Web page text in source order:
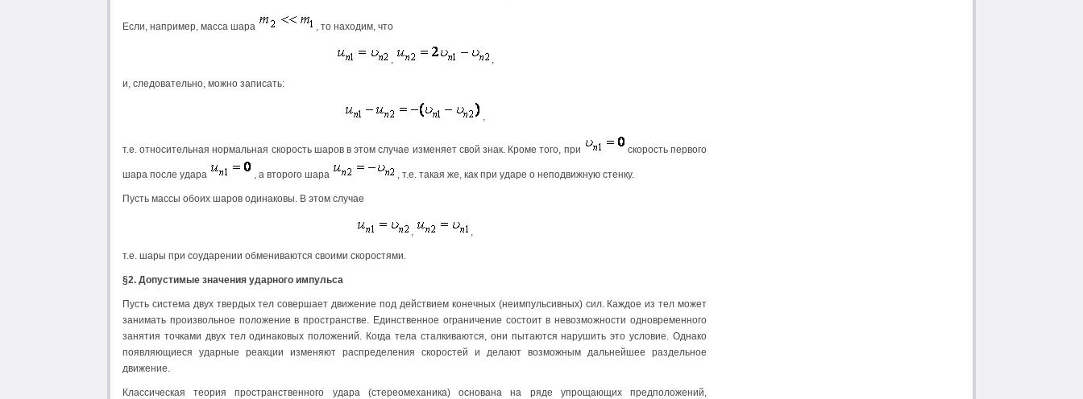
Если, например, масса шара , то находим, что
, ,
и, следовательно, можно записать:
,
т.е. относительная нормальная скорость шаров в этом случае изменяет свой знак. Кроме того, при скорость первого
шара после удара , а второго шара , т.е. такая же, как при ударе о неподвижную стенку.
Пусть массы обоих шаров одинаковы. В этом случае
, ,
т.е. шары при соударении обмениваются своими скоростями.
§2. Допустимые значения ударного импульса
Пусть система двух твердых тел совершает движение под действием конечных (неимпульсивных) сил. Каждое из тел может
занимать произвольное положение в пространстве. Единственное ограничение состоит в невозможности одновременного
занятия точками двух тел одинаковых положений. Когда тела сталкиваются, они пытаются нарушить это условие. Однако
появляющиеся ударные реакции изменяют распределения скоростей и делают возможным дальнейшее раздельное
движение.
Классическая теория пространственного удара (стереомеханика) основана на ряде упрощающих предположений,